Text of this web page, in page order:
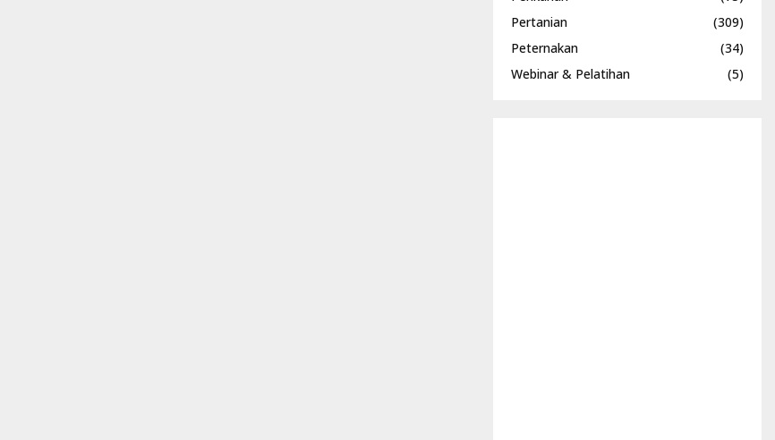
Pertanian
(309)
Peternakan
(34)
Webinar & Pelatihan
(5)